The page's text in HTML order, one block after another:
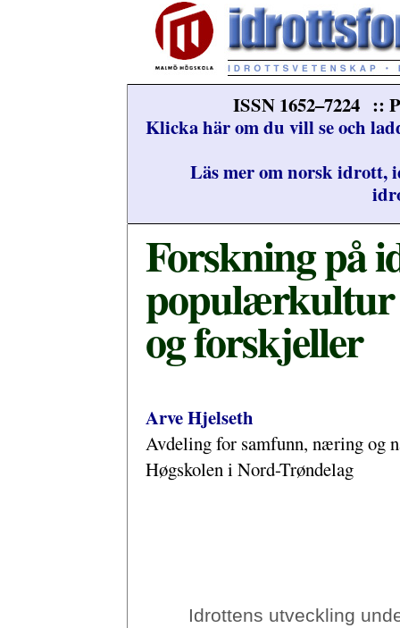
ISSN 1652–7224 ::
Klicka här om du vill se och
Läs mer om norsk
Forskning på
populærkultur
og forskjeller
Arve Hjelseth
Avdeling for samfunn, næring og
Høgskolen i Nord-Trøndelag
Idrottens utveckling